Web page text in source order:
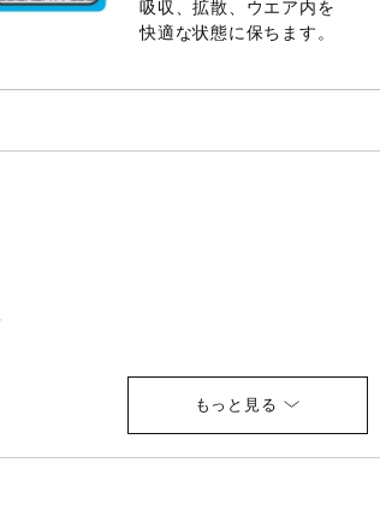
吸収、拡散、ウエア内を
快適な状態に保ちます。